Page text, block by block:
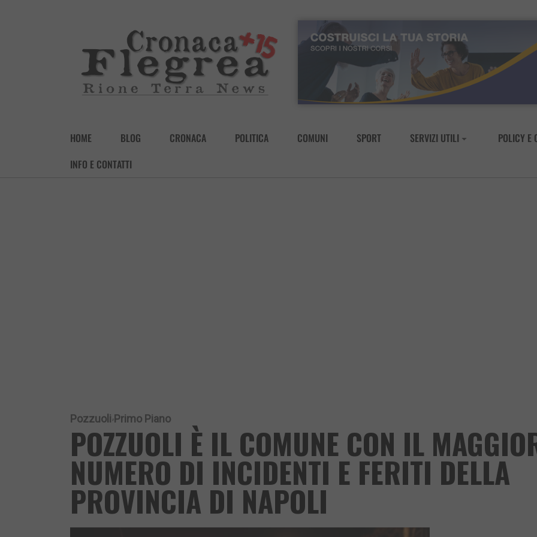
HOME BLOG CRONACA POLITICA COMUNI SPORT SERVIZI UTILI
POLICY E
INFO E CONTATTI
Pozzuoli Primo Piano
POZZUOLI È IL COMUNE CON IL
NUMERO DI INCIDENTI E FERITI DELLA
PROVINCIA DI NAPOLI